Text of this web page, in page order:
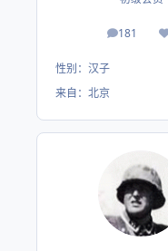
181
帖子
性别： 汉子
来自： 北京